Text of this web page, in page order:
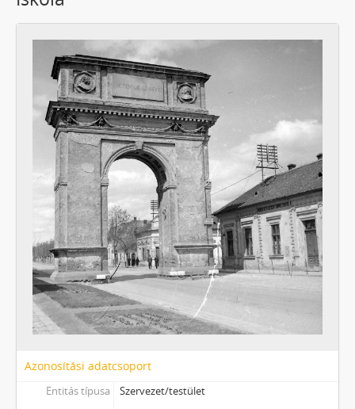
Azonosítási adatcsoport
Entitás típusa
Szervezet/testület